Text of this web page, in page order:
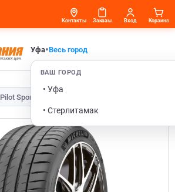
Уфа•Весь город
ВАШ ГОРОД
• Уфа
• Стерлитамак
Контакты Заказы Вход Корзина
Pilot Sport 4